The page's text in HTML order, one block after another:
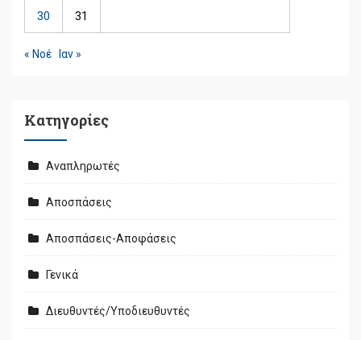
30 31
« Νοέ Ιαν »
Kατηγορίες
Αναπληρωτές
Αποσπάσεις
Αποσπάσεις-Αποφάσεις
Γενικά
Διευθυντές/Υποδιευθυντές